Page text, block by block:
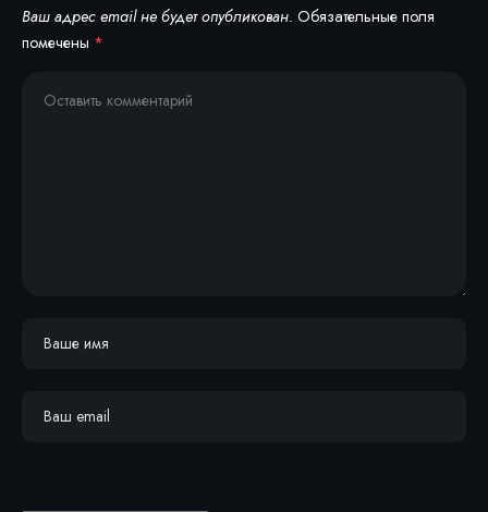
Ваш адрес email не будет опубликован. Обязательные поля
помечены *